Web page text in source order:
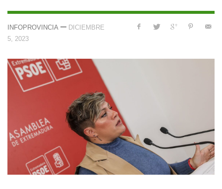
INFOPROVINCIA — DICIEMBRE
5, 2023